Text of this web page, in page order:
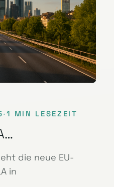
·1 MIN LESEZEIT
die neue EU-
in